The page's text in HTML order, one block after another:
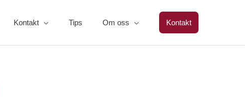
Kontakt Tips Om oss Kontakt